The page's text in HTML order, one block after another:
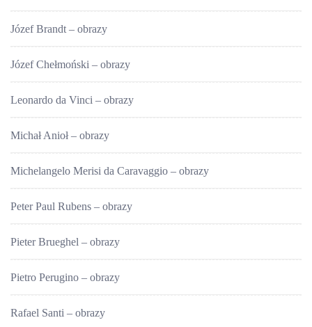
Józef Brandt – obrazy
Józef Chełmoński – obrazy
Leonardo da Vinci – obrazy
Michał Anioł – obrazy
Michelangelo Merisi da Caravaggio – obrazy
Peter Paul Rubens – obrazy
Pieter Brueghel – obrazy
Pietro Perugino – obrazy
Rafael Santi – obrazy